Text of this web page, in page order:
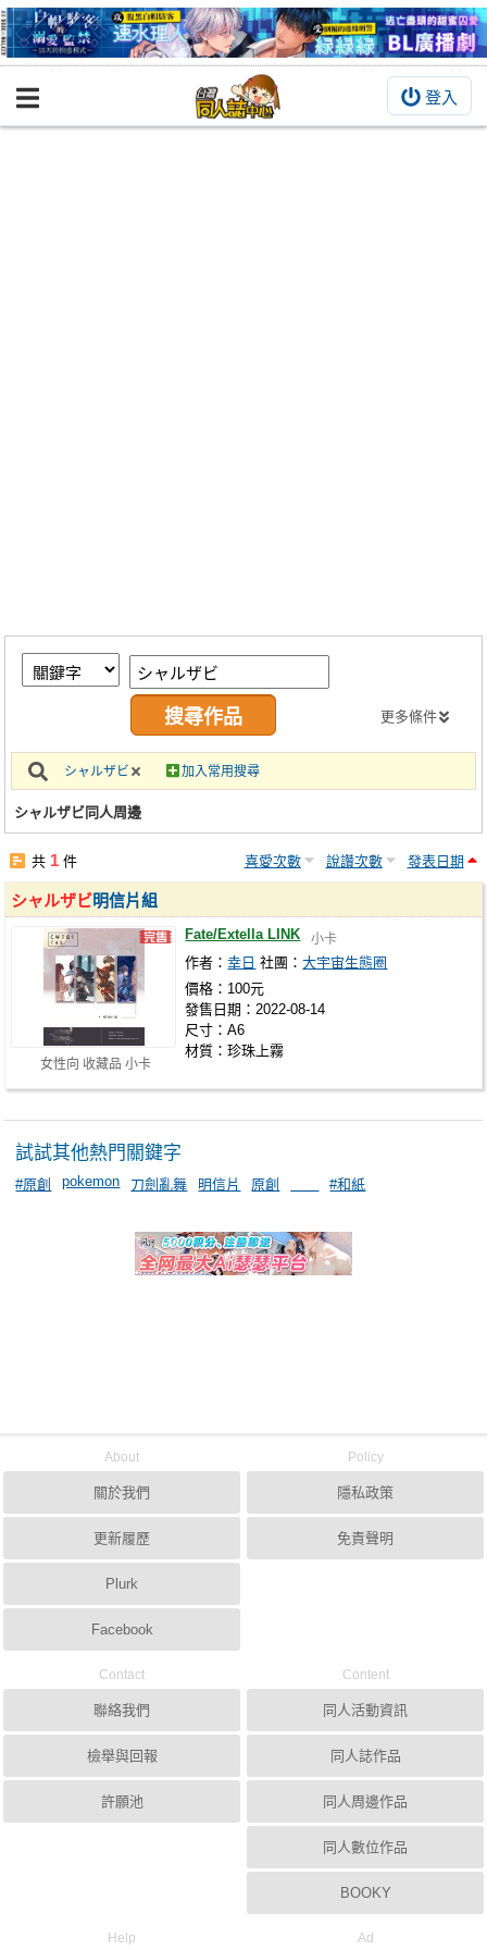
登入
BOOKY書集倉庫
繪圖藝廊
交流中心
攤位轉讓區
會員功能選單
註冊會員
更多條件
シャルザビ 加入常用搜尋
シャルザビ同人周邊
共 1 件 喜愛次數 說讚次數 發表日期
女性向 收藏品 小卡
シャルザビ明信片組
Fate/Extella LINK 小卡
作者：幸日 社團：大宇宙生態圈
價格：100元
發售日期：2022-08-14
尺寸：A6
材質：珍珠上霧
試試其他熱門關鍵字
#原創 pokemon 刀劍亂舞 明信片 原創 #和紙
About
關於我們
更新履歷
Plurk
Facebook
Policy
隱私政策
免責聲明
Contact
聯絡我們
檢舉與回報
許願池
Content
同人活動資訊
同人誌作品
同人周邊作品
同人數位作品
BOOKY
Help Ad